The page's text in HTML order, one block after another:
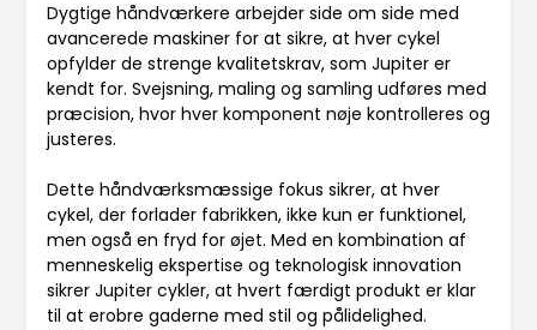
Dygtige håndværkere arbejder side om side med
avancerede maskiner for at sikre, at hver cykel
opfylder de strenge kvalitetskrav, som Jupiter er
kendt for. Svejsning, maling og samling udføres med
præcision, hvor hver komponent nøje kontrolleres og
justeres.
Dette håndværksmæssige fokus sikrer, at hver
cykel, der forlader fabrikken, ikke kun er funktionel,
men også en fryd for øjet. Med en kombination af
menneskelig ekspertise og teknologisk innovation
sikrer Jupiter cykler, at hvert færdigt produkt er klar
til at erobre gaderne med stil og pålidelighed.